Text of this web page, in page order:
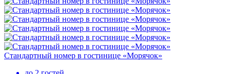
Стандартный номер в гостинице «Морячок»